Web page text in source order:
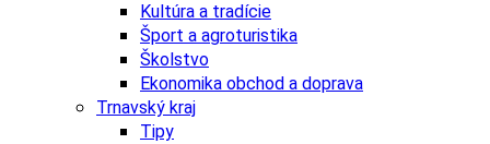
Kultúra a tradície
Šport a agroturistika
Školstvo
Ekonomika obchod a doprava
Trnavský kraj
Tipy